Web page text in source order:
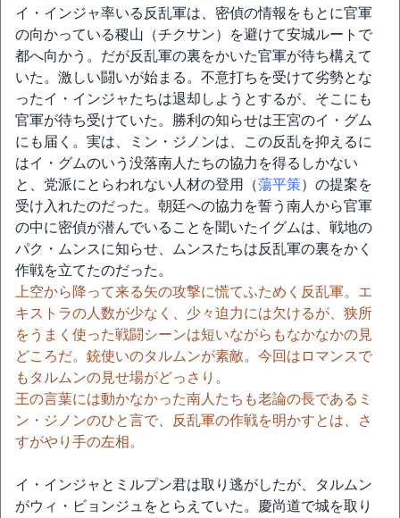
イ・インジャ率いる反乱軍は、密偵の情報をもとに官軍
の向かっている稷山（チクサン）を避けて安城ルートで
都へ向かう。だが反乱軍の裏をかいた官軍が待ち構えて
いた。激しい闘いが始まる。不意打ちを受けて劣勢とな
ったイ・インジャたちは退却しようとするが、そこにも
官軍が待ち受けていた。勝利の知らせは王宮のイ・グム
にも届く。実は、ミン・ジノンは、この反乱を抑えるに
はイ・グムのいう没落南人たちの協力を得るしかない
と、党派にとらわれない人材の登用（蕩平策）の提案を
受け入れたのだった。朝廷への協力を誓う南人から官軍
の中に密偵が潜んでいることを聞いたイグムは、戦地の
パク・ムンスに知らせ、ムンスたちは反乱軍の裏をかく
作戦を立てたのだった。
上空から降って来る矢の攻撃に慌てふためく反乱軍。エ
キストラの人数が少なく、少々迫力には欠けるが、狭所
をうまく使った戦闘シーンは短いながらもなかなかの見
どころだ。銃使いのタルムンが素敵。今回はロマンスで
もタルムンの見せ場がどっさり。
王の言葉には動かなかった南人たちも老論の長であるミ
ン・ジノンのひと言で、反乱軍の作戦を明かすとは、さ
すがやり手の左相。
イ・インジャとミルプン君は取り逃がしたが、タルムン
がウィ・ビョンジュをとらえていた。慶尚道で城を取り